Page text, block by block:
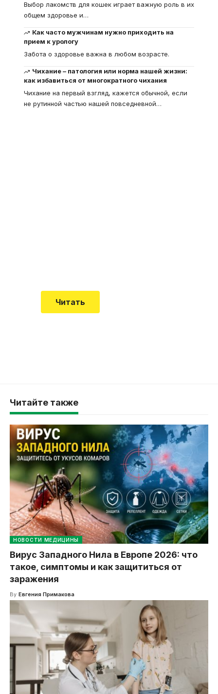
Выбор лакомств для кошек играет важную роль в их
общем здоровье и…
Как часто мужчинам нужно приходить на
прием к урологу
Забота о здоровье важна в любом возрасте.
Чихание – патология или норма нашей жизни:
как избавиться от многократного чихания
Чихание на первый взгляд, кажется обычной, если
не рутинной частью нашей повседневной…
Читать
Читайте также
НОВОСТИ МЕДИЦИНЫ
Вирус Западного Нила в Европе 2026: что
такое, симптомы и как защититься от
заражения
By Евгения Примакова